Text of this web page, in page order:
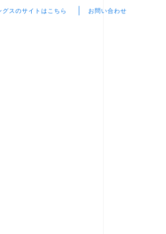
スのサイトはこちら お問い合わせ